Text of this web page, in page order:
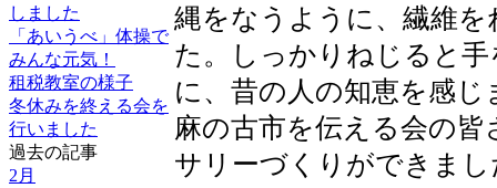
しました
「あいうべ」体操で
みんな元気！
租税教室の様子
冬休みを終える会を
行いました
過去の記事
2月
縄をなうように、繊維
た。しっかりねじると
に、昔の人の知恵を感じ
麻の古市を伝える会の
サリーづくりができまし